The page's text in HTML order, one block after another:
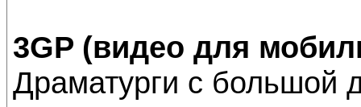
3GP (видео для
Драматурги с большой